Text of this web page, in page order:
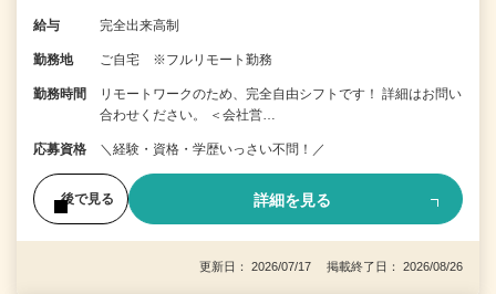
給与 完全出来高制
勤務地 ご自宅 ※フルリモート勤務
勤務時間
リモートワークのため、完全自由シフトです！ 詳細はお問い
合わせください。 ＜会社営…
応募資格 ＼経験・資格・学歴いっさい不問！／
後で見る 詳細を見る
更新日： 2026/07/17 掲載終了日： 2026/08/26